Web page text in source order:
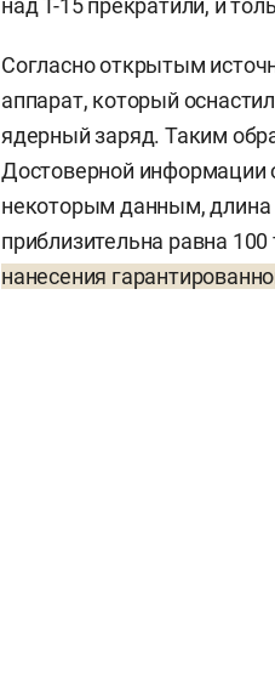
над Т-15 прекратили, и
Согласно открытым
аппарат, который
ядерный заряд. Таким
Достоверной информации
некоторым данным, длина
приблизительна равна
нанесения